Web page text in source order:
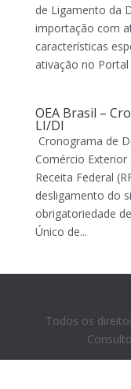
de Ligamento da
importação com
características
ativação no
OEA Brasil –
LI/DI
Cronograma de
Comércio Exterior
Receita Federal
desligamento do
obrigatoriedade
Único de...
Todos os